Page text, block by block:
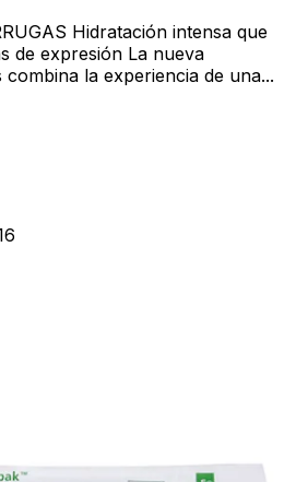
Hidratación intensa que
de expresión La nueva
la experiencia de una...